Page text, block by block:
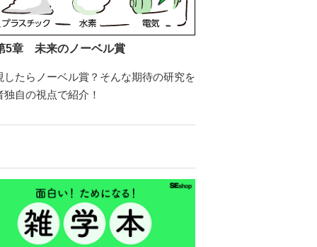
5章 未来のノーベル賞
したらノーベル賞？そんな期待の研究を
独自の視点で紹介！